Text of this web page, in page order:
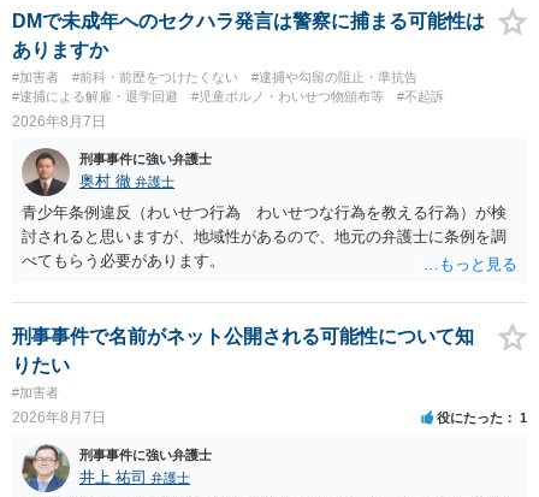
DMで未成年へのセクハラ発言は警察に捕まる可能性は
ありますか
#加害者 #前科・前歴をつけたくない
#逮捕や勾留の阻止・準抗告
#逮捕による解雇・退学回避
#児童ポルノ・わいせつ物頒布等 #不起訴
2026年8月7日
刑事事件に強い弁護士
奥村 徹 弁護士
青少年条例違反（わいせつ行為 わいせつな行為を教える行為）が検
討されると思いますが、地域性があるので、地元の弁護士に条例を調
べてもらう必要があります。
刑事事件で名前がネット公開される可能性について知
りたい
#加害者
2026年8月7日 役にたった 1
刑事事件に強い弁護士
井上 祐司 弁護士